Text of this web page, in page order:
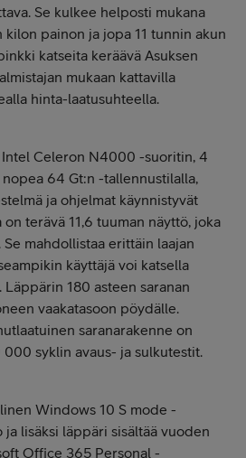
Se kulkee helposti mukana
painon ja jopa 11 tunnin akun
katseita keräävä Asuksen
mukaan kattavilla
hinta-laatusuhteella.
Intel Celeron N4000 -suoritin, 4
64 Gt:n -tallennustilalla,
ja ohjelmat käynnistyvät
terävä 11,6 tuuman näyttö, joka
mahdollistaa erittäin laajan
käyttäjä voi katsella
Läppärin 180 asteen saranan
vaakatasoon pöydälle.
saranarakenne on
syklin avaus- ja sulkutestit.
Windows 10 S mode -
lisäksi läppäri sisältää vuoden
Office 365 Personal -